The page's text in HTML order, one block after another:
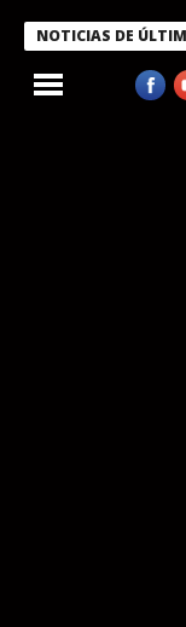
NOTICIAS DE
condecora a